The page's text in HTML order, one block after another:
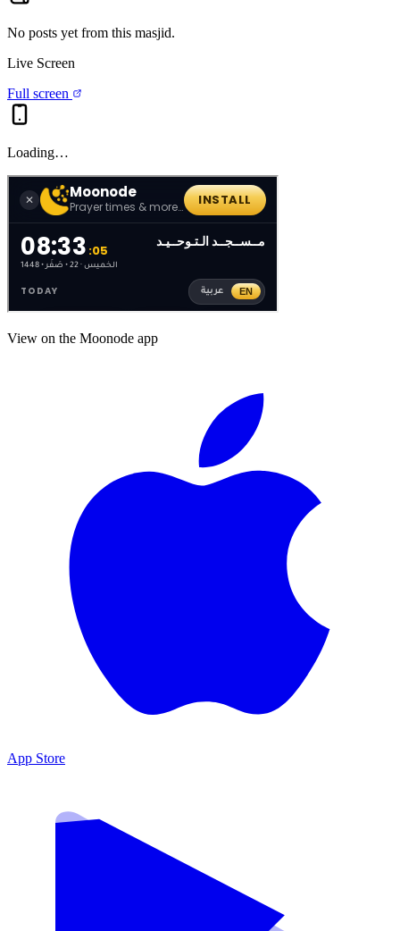
No posts yet from this masjid.
Live Screen
Full screen
Loading…
View on the Moonode app
App Store